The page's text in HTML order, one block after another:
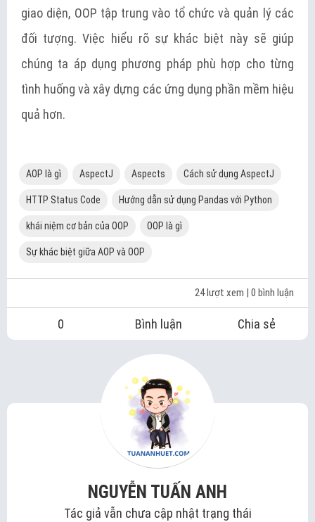
giao diện, OOP tập trung vào tổ chức và quản lý các
đối tượng. Việc hiểu rõ sự khác biệt này sẽ giúp
chúng ta áp dụng phương pháp phù hợp cho từng
tình huống và xây dựng các ứng dụng phần mềm hiệu
quả hơn.
AOP là gì AspectJ Aspects Cách sử dụng AspectJ
HTTP Status Code Hướng dẫn sử dụng Pandas với Python
khái niệm cơ bản của OOP OOP là gì
Sự khác biệt giữa AOP và OOP
24 lượt xem | 0 bình luận
0 Bình luận Chia sẻ
NGUYỄN TUẤN ANH
Tác giả vẫn chưa cập nhật trạng thái